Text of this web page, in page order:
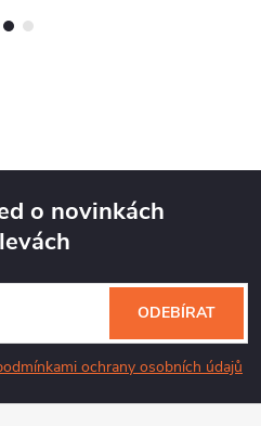
o novinkách
ochrany osobních údajů
ODEBÍRAT